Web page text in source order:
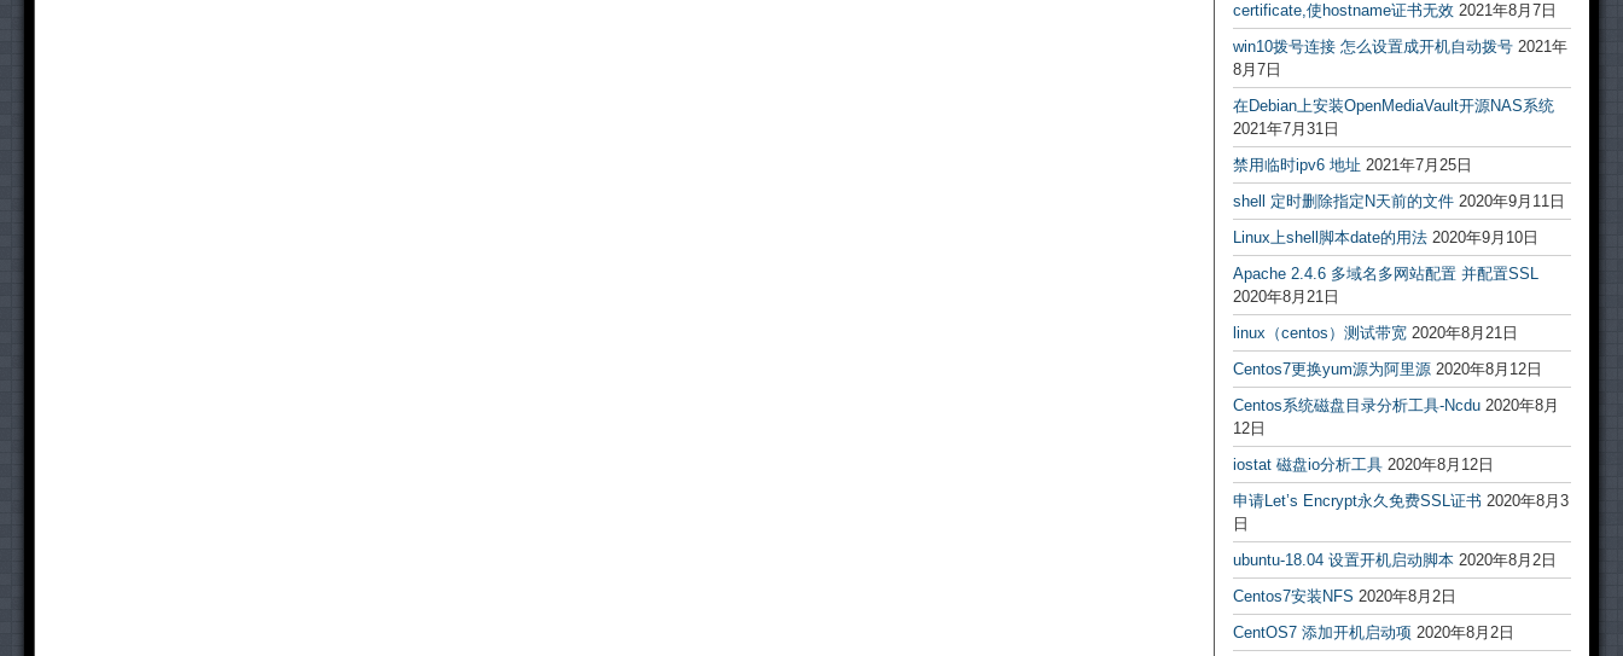
certificate,使hostname证书无效 2021年8月7日
win10拨号连接 怎么设置成开机自动拨号 2021年
8月7日
在Debian上安装OpenMediaVault开源NAS系统
2021年7月31日
禁用临时ipv6 地址 2021年7月25日
shell 定时删除指定N天前的文件 2020年9月11日
Linux上shell脚本date的用法 2020年9月10日
Apache 2.4.6 多域名多网站配置 并配置SSL
2020年8月21日
linux（centos）测试带宽 2020年8月21日
Centos7更换yum源为阿里源 2020年8月12日
Centos系统磁盘目录分析工具-Ncdu 2020年8月
12日
iostat 磁盘io分析工具 2020年8月12日
申请Let’s Encrypt永久免费SSL证书 2020年8月3
日
ubuntu-18.04 设置开机启动脚本 2020年8月2日
Centos7安装NFS 2020年8月2日
CentOS7 添加开机启动项 2020年8月2日